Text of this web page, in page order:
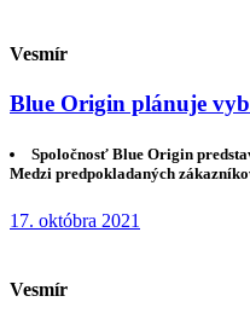
Vesmír
Blue Origin plánuje
Spoločnosť Blue Origin
Medzi predpokladaných
17. októbra 2021
Vesmír